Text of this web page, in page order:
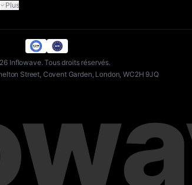
Plus
Inflowave.Tous droits réservés.
Street, Covent Garden, London, WC2H 9JQ